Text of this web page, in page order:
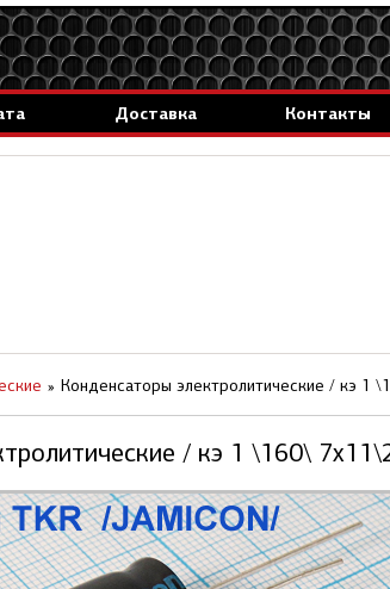
Доставка Контакты
/ кэ 1 \160\
Конденсаторы электролитические / кэ 1